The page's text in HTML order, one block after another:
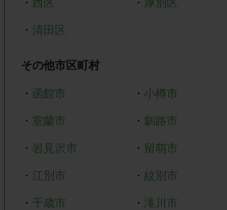
・ 清田区
その他市区町村
・ 函館市 ・ 小樽市
・ 室蘭市 ・ 釧路市
・ 岩見沢市 ・ 留萌市
・ 江別市 ・ 紋別市
・ 千歳市 ・ 滝川市